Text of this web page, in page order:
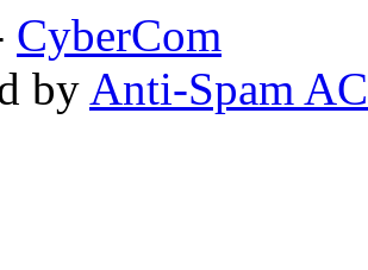
CyberCom
by Anti-Spam